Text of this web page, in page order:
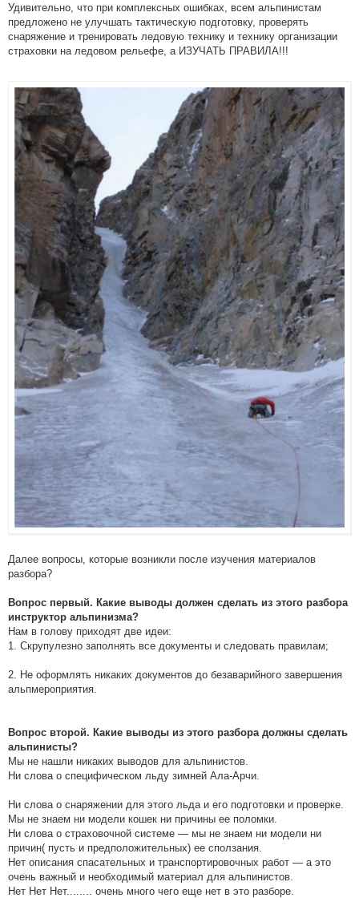
Удивительно, что при комплексных ошибках, всем альпинистам
предложено не улучшать тактическую подготовку, проверять
снаряжение и тренировать ледовую технику и технику организации
страховки на ледовом рельефе, а ИЗУЧАТЬ ПРАВИЛА!!!
Далее вопросы, которые возникли после изучения материалов
разбора?
Вопрос первый. Какие выводы должен сделать из этого разбора
инструктор альпинизма?
Нам в голову приходят две идеи:
1. Скрупулезно заполнять все документы и следовать правилам;
2. Не оформлять никаких документов до безаварийного завершения
альпмероприятия.
Вопрос второй. Какие выводы из этого разбора должны сделать
альпинисты?
Мы не нашли никаких выводов для альпинистов.
Ни слова о специфическом льду зимней Ала-Арчи.
Ни слова о снаряжении для этого льда и его подготовки и проверке.
Мы не знаем ни модели кошек ни причины ее поломки.
Ни слова о страховочной системе — мы не знаем ни модели ни
причин( пусть и предположительных) ее сползания.
Нет описания спасательных и транспортировочных работ — а это
очень важный и необходимый материал для альпинистов.
Нет Нет Нет........ очень много чего еще нет в это разборе.